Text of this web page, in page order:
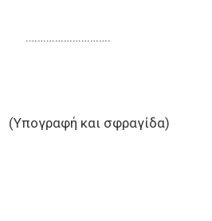
(Υπογραφή και σφραγίδα)